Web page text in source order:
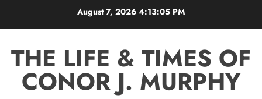
August 7, 2026 4:13:06 PM
THE LIFE & TIMES OF
CONOR J. MURPHY